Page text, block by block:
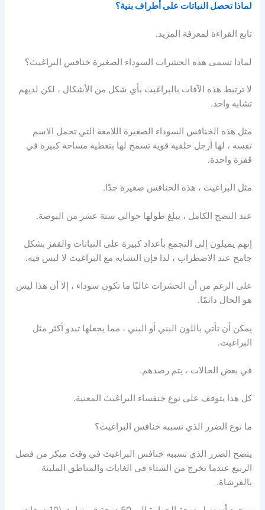
لماذا تحصل النباتات على أطراف بنية؟
تابع القراءة لمعرفة المزيد.
لماذا تسمى هذه الحشرات السوداء الصغيرة خنافس البراغيث؟
لا ترتبط هذه الآفات بالبراغيث بأي شكل من الأشكال ، لكن لديهم
تشابه واحد.
مثل هذه الخنافس السوداء الصغيرة اللامعة التي تحمل الاسم
نفسه ، لها أرجل خلفية قوية تسمح لها بتغطية مساحة كبيرة في
قفزة واحدة.
مثل البراغيث ، هذه الخنافس صغيرة جدًا.
عند النضج الكامل ، يبلغ طولها حوالي ستة عشر من البوصة.
إنهم يميلون إلى التجمع بأعداد كبيرة على النباتات والقفز بشكل
جامح عند الاضطراب ، لذا فإن التشابه مع البراغيث لا لبس فيه.
على الرغم من أن الحشرات غالبًا ما تكون سوداء ، إلا أن هذا ليس
هو الحال دائمًا.
يمكن أن تأتي باللون البني أو البني ، مما يجعلها تبدو أكثر مثل
البراغيث.
في بعض الحالات ، يتم رصدهم.
كل هذا يتوقف على نوع خنفساء البراغيث المعنية.
ما نوع الضرر الذي تسببه خنافس البراغيث؟
يتضح الضرر الذي تسببه خنافس البراغيث في وقت مبكر من فصل
الربيع عندما تخرج من الشتاء في الغابات والمناطق المليئة
بالفرشاة.